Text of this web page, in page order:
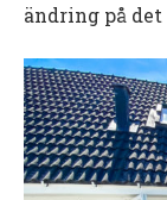
ändring på det